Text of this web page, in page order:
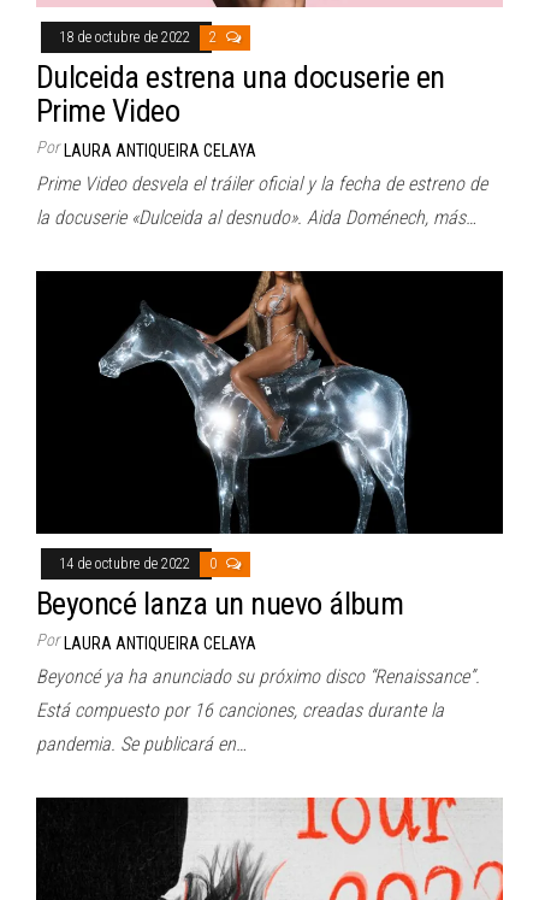
18 de octubre de 2022 2
Dulceida estrena una docuserie en
Prime Video
Por LAURA ANTIQUEIRA CELAYA
Prime Video desvela el tráiler oficial y la fecha de estreno de
la docuserie «Dulceida al desnudo». Aida Doménech, más…
14 de octubre de 2022 0
Beyoncé lanza un nuevo álbum
Por LAURA ANTIQUEIRA CELAYA
Beyoncé ya ha anunciado su próximo disco “Renaissance”.
Está compuesto por 16 canciones, creadas durante la
pandemia. Se publicará en…